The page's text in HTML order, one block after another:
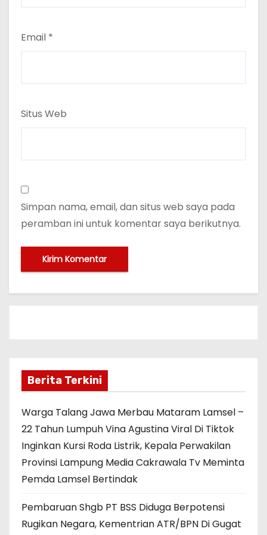
Email *
Situs Web
Simpan nama, email, dan situs web saya pada
peramban ini untuk komentar saya berikutnya.
Berita Terkini
Warga Talang Jawa Merbau Mataram Lamsel –
22 Tahun Lumpuh Vina Agustina Viral Di Tiktok
Inginkan Kursi Roda Listrik, Kepala Perwakilan
Provinsi Lampung Media Cakrawala Tv Meminta
Pemda Lamsel Bertindak
Pembaruan Shgb PT BSS Diduga Berpotensi
Rugikan Negara, Kementrian ATR/BPN Di Gugat